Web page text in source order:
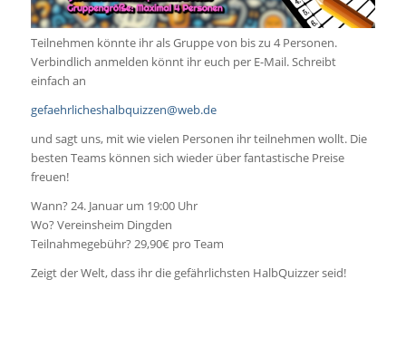
Teilnehmen könnte ihr als Gruppe von bis zu 4 Personen.
Verbindlich anmelden könnt ihr euch per E-Mail. Schreibt
einfach an
gefaehrlicheshalbquizzen@web.de
und sagt uns, mit wie vielen Personen ihr teilnehmen wollt. Die
besten Teams können sich wieder über fantastische Preise
freuen!
Wann? 24. Januar um 19:00 Uhr
Wo? Vereinsheim Dingden
Teilnahmegebühr? 29,90€ pro Team
Zeigt der Welt, dass ihr die gefährlichsten HalbQuizzer seid!